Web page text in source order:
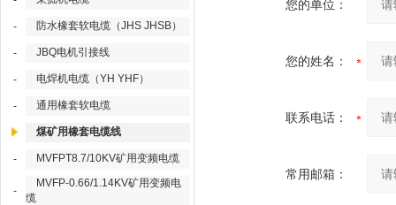
- 防水橡套软电缆（JHS JHSB）
- JBQ电机引接线
- 电焊机电缆（YH YHF）
- 通用橡套软电缆
煤矿用橡套电缆线
- MVFPT8.7/10KV矿用变频电缆
-
MVFP-0.66/1.14KV矿用变频电
缆
您的单位：
您的姓名：
联系电话：
常用邮箱：